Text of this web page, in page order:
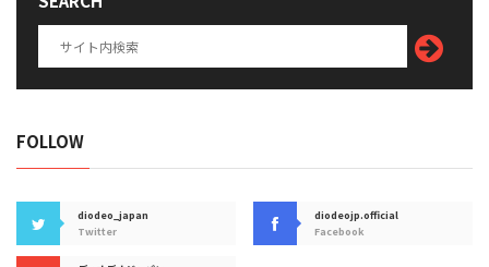
FOLLOW
diodeo_japan
Twitter
diodeojp.official
Facebook